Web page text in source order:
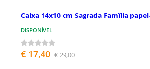
Caixa 14x10 cm Sagrada Famîlia
DISPONÍVEL
€ 17,40 € 29,00